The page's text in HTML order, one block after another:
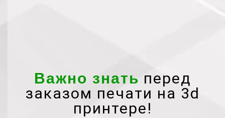
Важно знать перед
заказом печати на 3d
принтере!